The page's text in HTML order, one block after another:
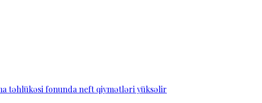
təhlükəsi fonunda neft qiymətləri yüksəlir